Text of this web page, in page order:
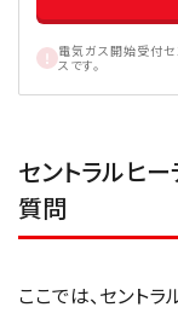
電気ガス開始受付
スです。
セントラルヒ
質問
ここでは、セント